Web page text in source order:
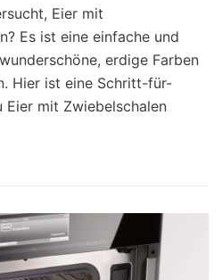
Eier mit
Es ist eine einfache und
erdige Farben
Hier ist eine Schritt-für-
mit Zwiebelschalen